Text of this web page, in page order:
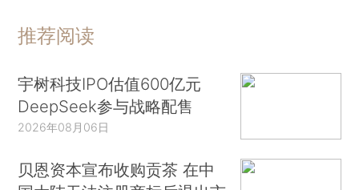
推荐阅读
宇树科技IPO估值600亿元
DeepSeek参与战略配售
2026年08月06日
贝恩资本宣布收购贡茶 在中